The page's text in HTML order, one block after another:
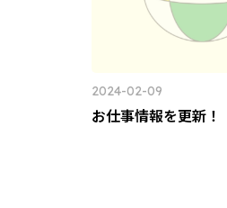
2024-02-09
お仕事情報を更新！